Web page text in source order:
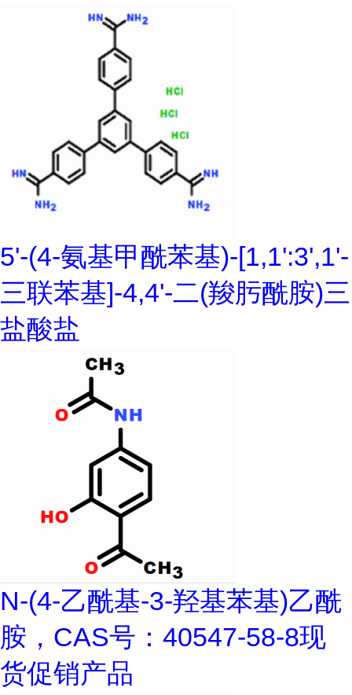
5'-(4-氨基甲酰苯基)-[1,1':3',1'-
三联苯基]-4,4'-二(羧肟酰胺)三
盐酸盐
N-(4-乙酰基-3-羟基苯基)乙酰
胺，CAS号：40547-58-8现
货促销产品